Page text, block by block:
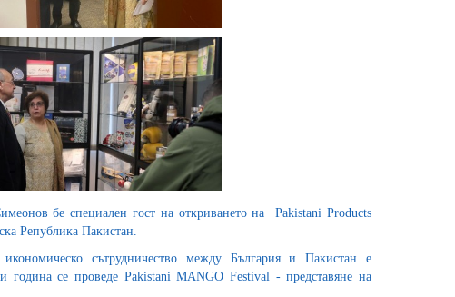
бе специален гост на откриването на Pakistani Products
Република Пакистан.
сътрудничество между България и Пакистан е
година се проведе Pakistani MANGO Festival - представяне на